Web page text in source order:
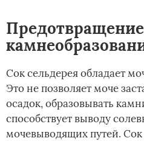
Предотвращение
Сок сельдерея обладает
Это не позволяет моче
осадок, образовывать
способствует выводу
мочевыводящих путей. Сок